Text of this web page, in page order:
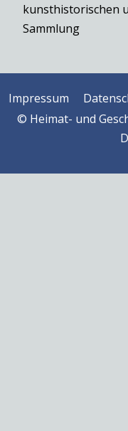
kunsthistorischen
Sammlung
Impressum
© Heimat- und